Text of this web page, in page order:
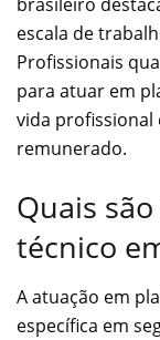
escala de
Profissionais
para atuar em
vida profissional
remunerado.
Quais
técnico
A atuação em
específica em